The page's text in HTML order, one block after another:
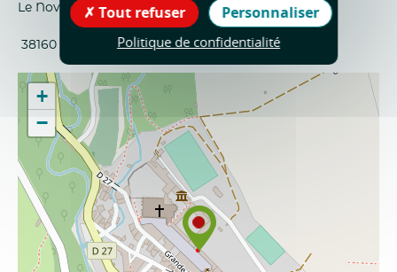
Le Noviciat
38160 Saint-Antoine-l'Abbaye
+
−
Tout refuser
Personnaliser
Politique de confidentialité